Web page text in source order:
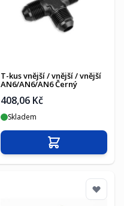
T-kus vnější / vnější / vnější
AN6/AN6/AN6 Černý
408,06 Kč
Skladem
Přidat do košíku